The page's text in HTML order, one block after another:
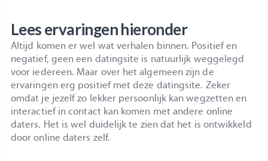
Lees ervaringen hieronder
Altijd komen er wel wat verhalen binnen. Positief en
negatief, geen een datingsite is natuurlijk weggelegd
voor iedereen. Maar over het algemeen zijn de
ervaringen erg positief met deze datingsite. Zeker
omdat je jezelf zo lekker persoonlijk kan wegzetten en
interactief in contact kan komen met andere online
daters. Het is wel duidelijk te zien dat het is ontwikkeld
door online daters zelf.